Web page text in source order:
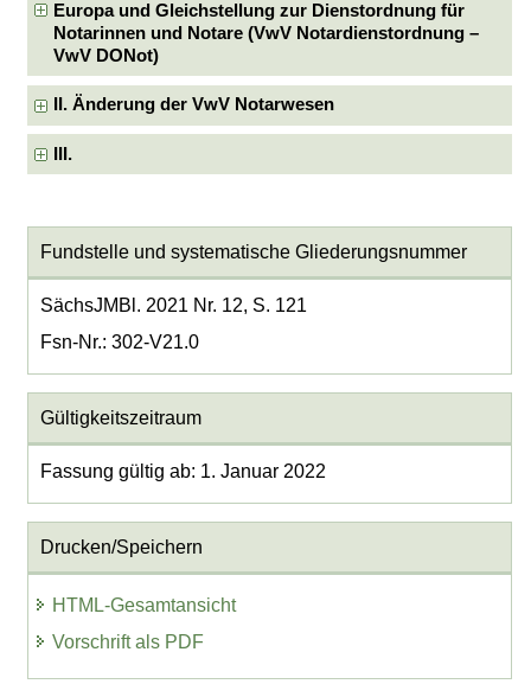
Europa und Gleichstellung zur Dienstordnung für
Notarinnen und Notare (VwV Notardienstordnung –
VwV DONot)
II. Änderung der VwV Notarwesen
III.
Fundstelle und systematische Gliederungsnummer
SächsJMBl. 2021 Nr. 12, S. 121
Fsn-Nr.: 302-V21.0
Gültigkeitszeitraum
Fassung gültig ab: 1. Januar 2022
Drucken/Speichern
HTML-Gesamtansicht
Vorschrift als PDF